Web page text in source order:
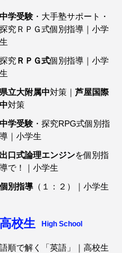
中学受験 ・大手塾サポート・
探究ＲＰＧ式個別指導｜小学
生
探究ＲＰＧ式個別指導｜小学
生
県立大附属中対策｜ 芦屋国際
中対策
中学受験 ・探究RPG式個別指
導｜小学生
出口式論理エンジンを個別指
導で！｜小学生
個別指導 （１：２）｜小学生
高校生 High School
語順で解く「英語」｜高校生